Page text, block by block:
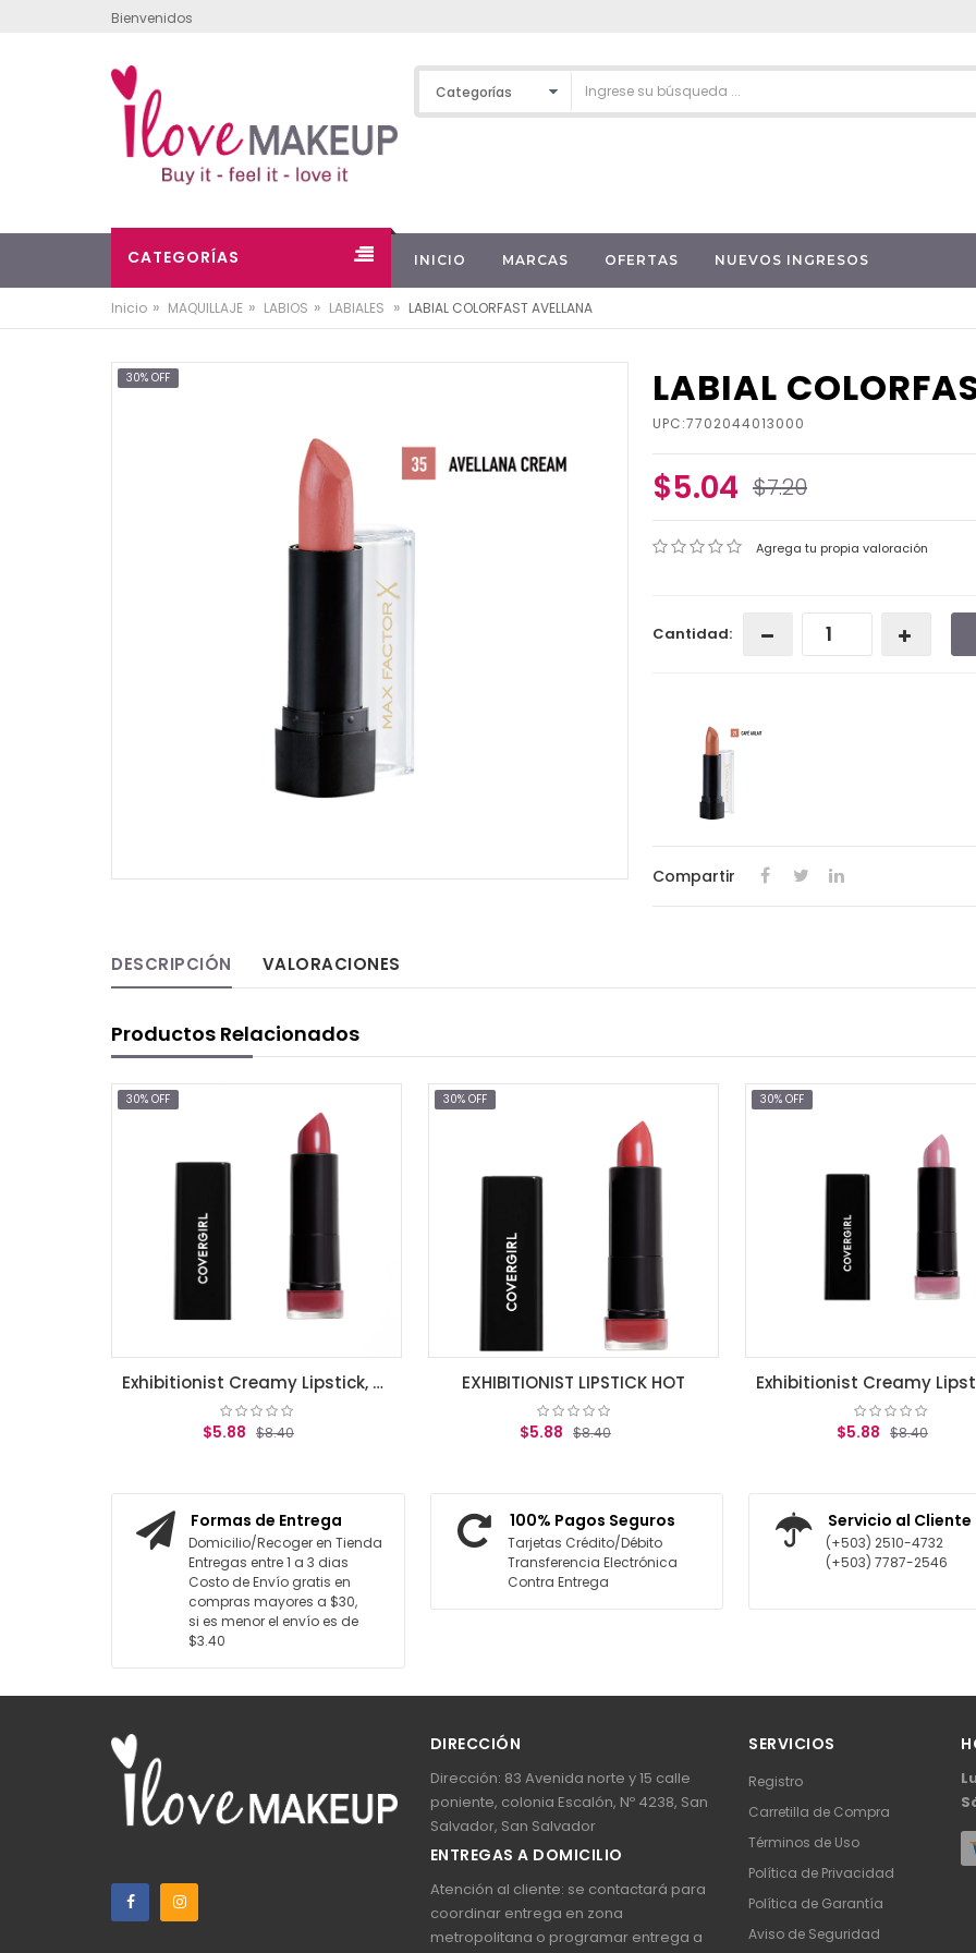
Bienvenidos
CATEGORÍAS INICIO MARCAS OFERTAS NUEVOS INGRESOS
Inicio » MAQUILLAJE » LABIOS » LABIALES » LABIAL COLORFAST AVELLANA
30% OFF LABIAL
UPC:7702044013000
$5.04 $7.20
Agrega tu propia valoración
Cantidad:
Compartir
DESCRIPCIÓN VALORACIONES
Productos Relacionados
Exhibitionist Creamy Lipstick, Seduce Scalret .12 oz (3.5 g) EXHIBITIONIST LIPSTICK HOT Exhibitionist Creamy Lipstick, Romance Mauve .12 oz (3.5 g)
Formas de Entrega
Domicilio/Recoger en Tienda
Entregas entre 1 a 3 dias
Costo de Envío gratis en
compras mayores a $30,
si es menor el envío es de
$3.40
100% Pagos Seguros
Tarjetas Crédito/Débito
Transferencia Electrónica
Contra Entrega
Servicio al Cliente
(+503) 2510-4732
(+503) 7787-2546
DIRECCIÓN
Dirección: 83 Avenida norte y 15 calle
poniente, colonia Escalón, Nº 4238, San
Salvador, San Salvador
ENTREGAS A DOMICILIO
Atención al cliente: se contactará para
coordinar entrega en zona
metropolitana o programar entrega a
SERVICIOS
Registro
Carretilla de Compra
Términos de Uso
Política de Privacidad
Política de Garantía
Aviso de Seguridad